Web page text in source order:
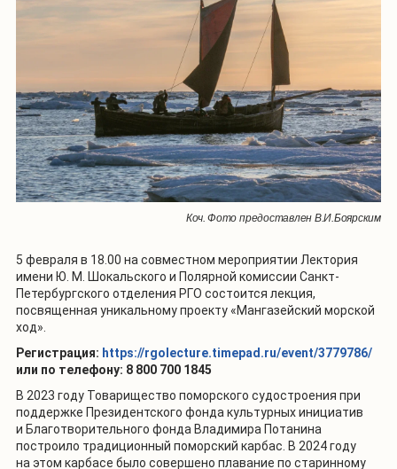
Коч. Фото предоставлен В.И.Боярским
5 февраля в 18.00 на совместном мероприятии Лектория
имени Ю. М. Шокальского и Полярной комиссии Санкт-
Петербургского отделения РГО состоится лекция,
посвященная уникальному проекту «Мангазейский морской
ход».
Регистрация: https://rgolecture.timepad.ru/event/3779786/
или по телефону: 8 800 700 1845
В 2023 году Товарищество поморского судостроения при
поддержке Президентского фонда культурных инициатив
и Благотворительного фонда Владимира Потанина
построило традиционный поморский карбас. В 2024 году
на этом карбасе было совершено плавание по старинному